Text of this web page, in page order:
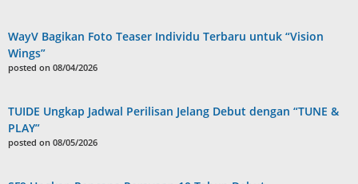
WayV Bagikan Foto Teaser Individu Terbaru untuk “Vision
Wings”
posted on 08/04/2026
TUIDE Ungkap Jadwal Perilisan Jelang Debut dengan “TUNE &
PLAY”
posted on 08/05/2026